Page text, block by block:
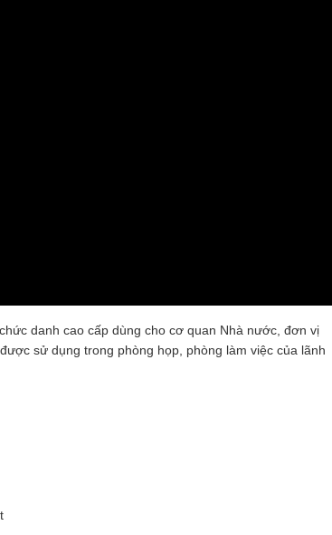
danh cao cấp dùng cho cơ quan Nhà nước, đơn vị
sử dụng trong phòng họp, phòng làm việc của lãnh